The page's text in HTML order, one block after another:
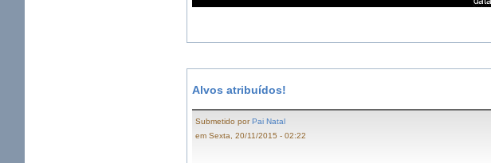
Alvos atribuídos!
Submetido porPai Natal
em Sexta, 20/11/2015 - 02:22